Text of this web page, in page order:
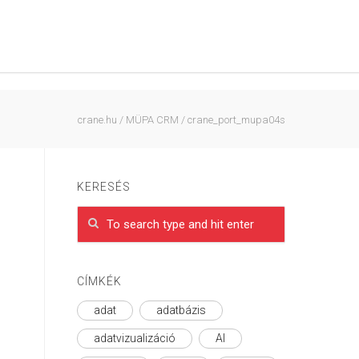
crane.hu / MÜPA CRM / crane_port_mupa04s
KERESÉS
CÍMKÉK
adat adatbázis
adatvizualizáció AI